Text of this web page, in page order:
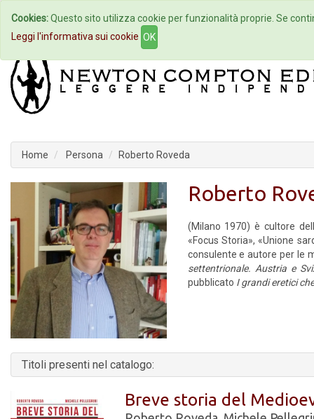
Home Autori Eventi
Home Persona Roberto Roveda
Roberto
(Milano 1970) è cultore
«Focus Storia», «Unione
consulente e autore per le
settentrionale. Austria e
pubblicato I grandi eretici
Titoli presenti nel catalogo:
Breve storia del
Cookies:Questo sito utilizza cookie per funzionalità proprie. Se
Leggi l'informativa sui cookie OK